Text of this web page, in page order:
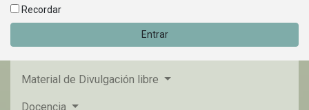
Recordar
Entrar
Material de Divulgación libre
Docencia